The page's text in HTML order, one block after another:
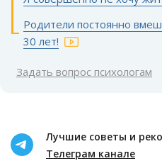
Родители постоянно
30 лет!
Задать вопрос психологам
Лучшие советы и
Телеграм канале